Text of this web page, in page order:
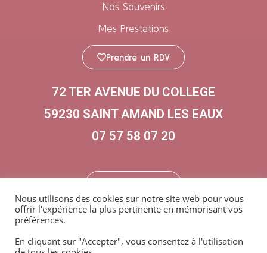
Nos Souvenirs
Mes Prestations
Prendre un RDV
72 TER AVENUE DU COLLEGE
59230 SAINT AMAND LES EAUX
07 57 58 07 20
Certifiée par L’Ecole Du Bien-Naître Sonia KRIEF
Nous utilisons des cookies sur notre site web pour vous
offrir l'expérience la plus pertinente en mémorisant vos
préférences.
En cliquant sur "Accepter", vous consentez à l'utilisation